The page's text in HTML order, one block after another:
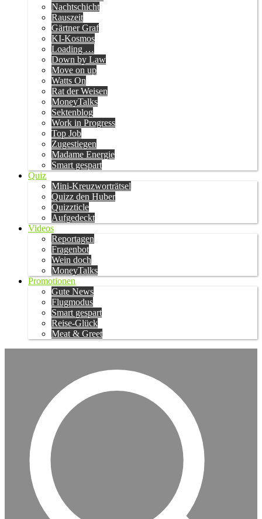
Nachtschicht
Rauszeit
Gärtner Graf
KI-Kosmos
Loading …
Down by Law
Move on up
Watts On
Rat der Weisen
MoneyTalks
Sektenblog
Work in Progress
Top Job
Zugestiegen
Madame Energie
Smart gespart
Quiz
Mini-Kreuzworträtsel
Quizz den Huber
Quizzticle
Aufgedeckt
Videos
Reportagen
Fragenbot
Wein doch
MoneyTalks
Promotionen
Gute News
Flugmodus
Smart gespart
Reise-Glück
Meat & Greet